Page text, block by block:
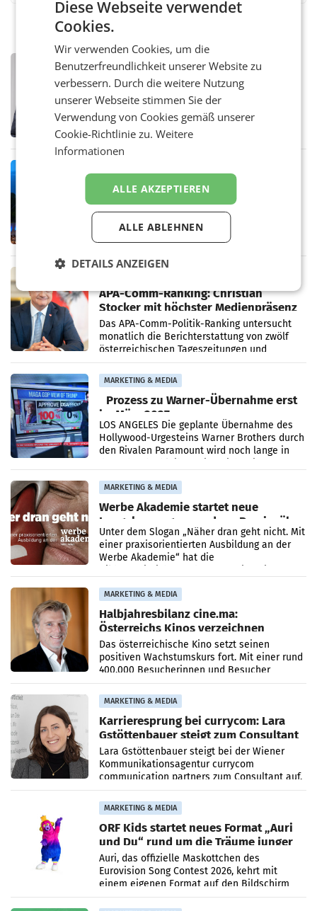
PRIMENEWS
ORF III: Peter Schöber abberufen und
beurlaubt
WIEN ORF-III-Co-Geschäftsführer Peter
Schöber ist wegen Compliance-Vorwürfen
abberufen und beurlaubt worden. Der ORF
Medienberichte.
ORF-Kulturmatinee widmet sich 20
Jahren Grafenegg Festival und Peter
Simonischek
Am Sonntag, dem 9. August 2026, begleitet
Lillian Moschen das Publikum ab 9.05 Uhr
durch die ORF-„Kulturmatinee“. Die Sendung
Grafenegg
APA-Comm-Ranking: Christian
Stocker mit höchster Medienpräsenz
im Juli
Das APA-Comm-Politik-Ranking untersucht
monatlich die Berichterstattung von zwölf
österreichischen Tageszeitungen und
analysiert, welche Politikerinnen und
Politiker Österreichs die
MARKETING & MEDIA
Prozess zu Warner-Übernahme erst
im März 2027
LOS ANGELES Die geplante Übernahme des
Hollywood-Urgesteins Warner Brothers durch
den Rivalen Paramount wird noch lange in
MARKETING & MEDIA
Werbe Akademie startet neue
Imagekampagne rund um Praxisnähe
Unter dem Slogan „Näher dran geht nicht. Mit
einer praxisorientierten Ausbildung an der
Werbe Akademie“ hat die
MARKETING & MEDIA
Halbjahresbilanz cine.ma:
Österreichs Kinos verzeichnen
400.000 Besucher mehr
Das österreichische Kino setzt seinen
positiven Wachstumskurs fort. Mit einer rund
400.000 Besucherinnen und Besucher
höheren Nettoreichweite im ersten Halbjahr
2026 gegenüber dem
MARKETING & MEDIA
Karrieresprung bei currycom: Lara
Gstöttenbauer steigt zum Consultant
auf
Lara Gstöttenbauer steigt bei der Wiener
Kommunikationsagentur currycom
communication partners zum Consultant auf.
Die 27-jährige Beraterin betreut Kundinnen
und Kunden in den Bereichen
MARKETING & MEDIA
ORF Kids startet neues Format „Auri
und Du“ rund um die Träume junger
Menschen
Auri, das offizielle Maskottchen des
Eurovision Song Contest 2026, kehrt mit
einem eigenen Format auf den Bildschirm
zurück. In der neuen Sendung „Auri und Du“
Diese Webseite verwendet
Cookies.
Wir verwenden Cookies, um die
Benutzerfreundlichkeit unserer Website zu
verbessern. Durch die weitere Nutzung
unserer Webseite stimmen Sie der
Verwendung von Cookies gemäß unserer
Cookie-Richtlinie zu.Weitere
Informationen
ALLE AKZEPTIEREN
ALLE ABLEHNEN
DETAILS ANZEIGEN